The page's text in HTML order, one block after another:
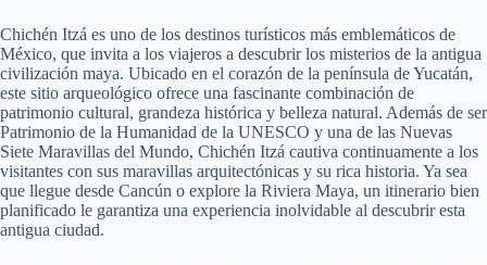
Chichén Itzá es uno de los destinos turísticos más emblemáticos de
México, que invita a los viajeros a descubrir los misterios de la antigua
civilización maya. Ubicado en el corazón de la península de Yucatán,
este sitio arqueológico ofrece una fascinante combinación de
patrimonio cultural, grandeza histórica y belleza natural. Además de ser
Patrimonio de la Humanidad de la UNESCO y una de las Nuevas
Siete Maravillas del Mundo, Chichén Itzá cautiva continuamente a los
visitantes con sus maravillas arquitectónicas y su rica historia. Ya sea
que llegue desde Cancún o explore la Riviera Maya, un itinerario bien
planificado le garantiza una experiencia inolvidable al descubrir esta
antigua ciudad.